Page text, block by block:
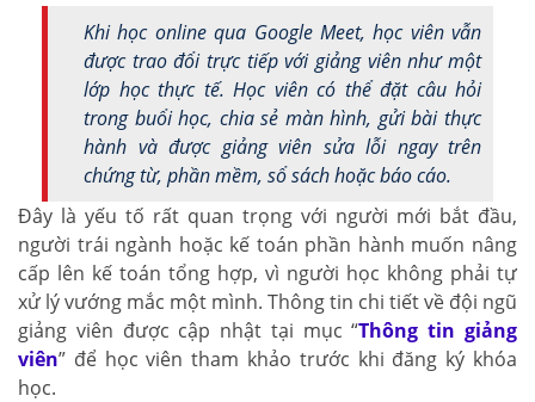
Khi học online qua Google Meet, học viên vẫn
được trao đổi trực tiếp với giảng viên như một
lớp học thực tế. Học viên có thể đặt câu hỏi
trong buổi học, chia sẻ màn hình, gửi bài thực
hành và được giảng viên sửa lỗi ngay trên
chứng từ, phần mềm, sổ sách hoặc báo cáo.
Đây là yếu tố rất quan trọng với người mới bắt đầu,
người trái ngành hoặc kế toán phần hành muốn nâng
cấp lên kế toán tổng hợp, vì người học không phải tự
xử lý vướng mắc một mình. Thông tin chi tiết về đội ngũ
giảng viên được cập nhật tại mục “Thông tin giảng
viên” để học viên tham khảo trước khi đăng ký khóa
học.